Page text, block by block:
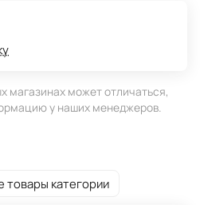
магазинах может отличаться,
у наших менеджеров.
товары категории